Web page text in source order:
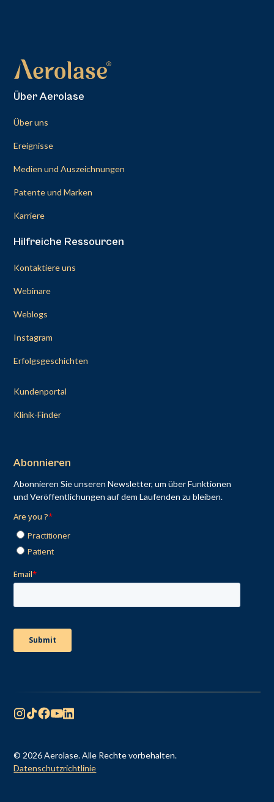
Über Aerolase
Über uns
Ereignisse
Medien und Auszeichnungen
Patente und Marken
Karriere
Hilfreiche Ressourcen
Kontaktiere uns
Webinare
Weblogs
Instagram
Erfolgsgeschichten
Kundenportal
Klinik-Finder
Abonnieren
Abonnieren Sie unseren Newsletter, um über Funktionen
und Veröffentlichungen auf dem Laufenden zu bleiben.
© 2026 Aerolase. Alle Rechte vorbehalten.
Datenschutzrichtlinie